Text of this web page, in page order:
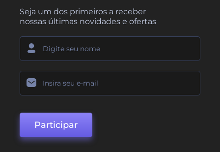
Seja um dos primeiros a receber
nossas últimas novidades e ofertas
Participar